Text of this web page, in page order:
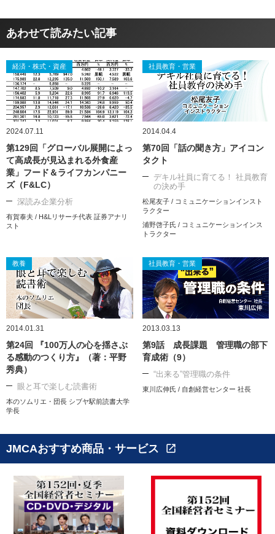
あわせて読みたい記事
経済・株式・資産
2024.07.11
第129回「グローバル展開によっ
て高成長が見込まれる外食産
業」フード＆ライフカンパニー
ズ（F&LC）
深読み企業分析
有賀泰夫 / H&Lリサーチ代表 証券アナリ
スト
社員教育・営業
2014.04.4
第70回「話の聞き方」アイコン
タクト
デキル社員に育てる！ 社員教育
の決め手
松尾友子 / コミュニケーションインスト
ラクター
浦野啓子氏 / コミュニケーションインス
トラクター
教養
2014.01.31
第24回 『100万人の心を揺さぶ
る感動のつくり方』（著：平野
秀典）
眼と耳で楽しむ読書術
本のソムリエ・団長 シブヤ駅前読書大学
学長
社員教育・営業
2013.03.13
第9話 成長課題 管理職の部下
育成術（9）
“出来る”管理職の条件
東川広伸氏 / 自創経営センター 社長
JMCAおすすめ商品・サービス open_in_new